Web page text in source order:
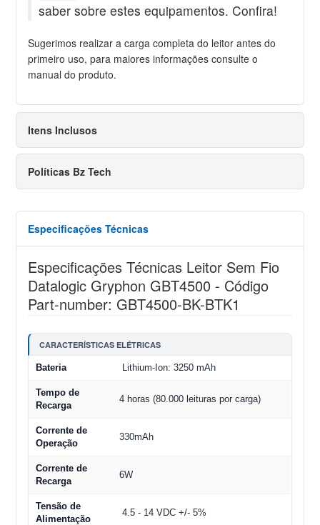
saber sobre estes equipamentos. Confira!
Sugerimos realizar a carga completa do leitor antes do
primeiro uso, para maiores informações consulte o
manual do produto.
Itens Inclusos
Políticas Bz Tech
Especificações Técnicas
Especificações Técnicas Leitor Sem Fio
Datalogic Gryphon GBT4500 - Código
Part-number: GBT4500-BK-BTK1
CARACTERÍSTICAS ELÉTRICAS
Bateria Lithium-Ion: 3250 mAh
Tempo de
Recarga
4 horas (80.000 leituras por carga)
Corrente de
Operação
330mAh
Corrente de
Recarga
6W
Tensão de
Alimentação
4.5 - 14 VDC +/- 5%